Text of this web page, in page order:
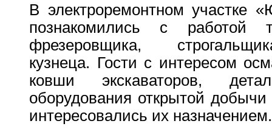
В электроремонтном участке
познакомились с работой
фрезеровщика,
кузнеца. Гости с интересом
ковши экскаваторов,
оборудования открытой
интересовались их назначением.